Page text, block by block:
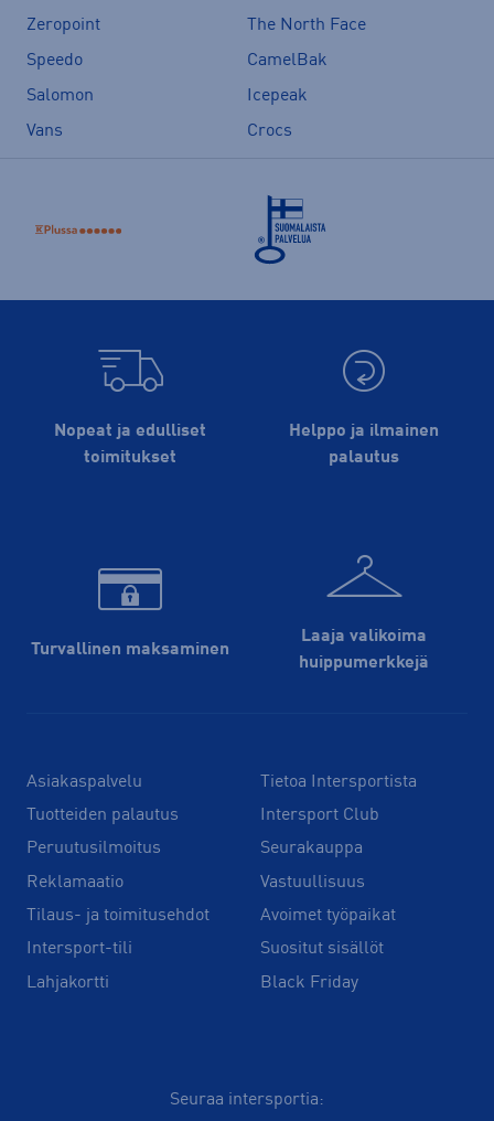
Zeropoint
The North Face
Speedo
CamelBak
Salomon
Icepeak
Vans
Crocs
Nopeat ja edulliset
toimitukset
Helppo ja ilmainen
palautus
Turvallinen maksaminen
Laaja valikoima
huippu­merkkejä
Asiakaspalvelu
Tuotteiden palautus
Peruutusilmoitus
Reklamaatio
Tilaus- ja toimitusehdot
Intersport-tili
Lahjakortti
Tietoa Intersportista
Intersport Club
Seurakauppa
Vastuullisuus
Avoimet työpaikat
Suositut sisällöt
Black Friday
Seuraa intersportia: